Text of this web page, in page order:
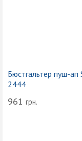
Бюстгальтер пуш-ап
2444
961 грн.